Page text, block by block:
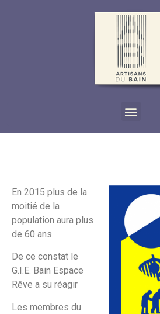
En 2015 plus de la
moitié de la
population aura plus
de 60 ans.
De ce constat le
G.I.E. Bain Espace
Rêve a su réagir
Les membres du